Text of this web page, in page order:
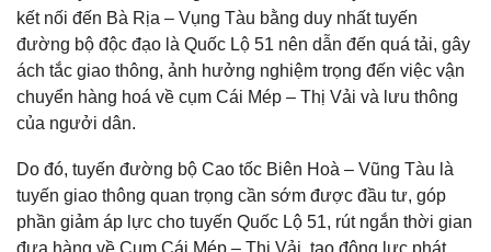
kết nối đến Bà Rịa – Vụng Tàu bằng duy nhất tuyến
đường bộ độc đạo là Quốc Lộ 51 nên dẫn đến quá tải, gây
ách tắc giao thông, ảnh hưởng nghiệm trọng đến việc vận
chuyển hàng hoá về cụm Cái Mép – Thị Vải và lưu thông
của ngưởi dân.
Do đó, tuyến đường bộ Cao tốc Biên Hoà – Vũng Tàu là
tuyến giao thông quan trọng cần sớm được đầu tư, góp
phần giảm áp lực cho tuyến Quốc Lộ 51, rút ngắn thời gian